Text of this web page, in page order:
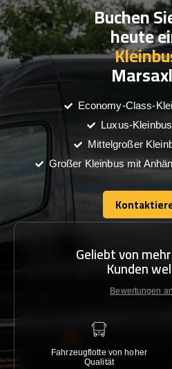
Buchen
heute
Economy-Class-
Luxus-
Mittelgroßer
Großer Kleinbus mit
Geliebt von
Kunden
Bewertungen
Fahrzeugflotte von hoher
Qualität